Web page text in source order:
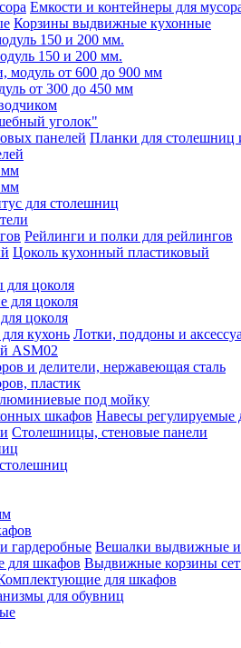
Емкости и контейнеры для
Корзины выдвижные кухонные
150 и 200 мм.
150 и 200 мм.
модуль от 600 до 900 мм
от 300 до 450 мм
уголок"
Планки для столешниц
мм
мм
для столешниц
Рейлинги и полки для рейлингов
Цоколь кухонный пластиковый
для цоколя
для цоколя
цоколя
Лотки, поддоны и
ASM02
и делители, нержавеющая сталь
пластик
под мойку
Навесы
Столешницы, стеновые панели
Вешалки выдвижные и
Выдвижные корзины
для шкафов
для обувниц